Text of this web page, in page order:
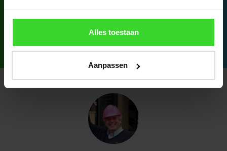
Alles toestaan
Aanpassen
Bekijk onze brochures